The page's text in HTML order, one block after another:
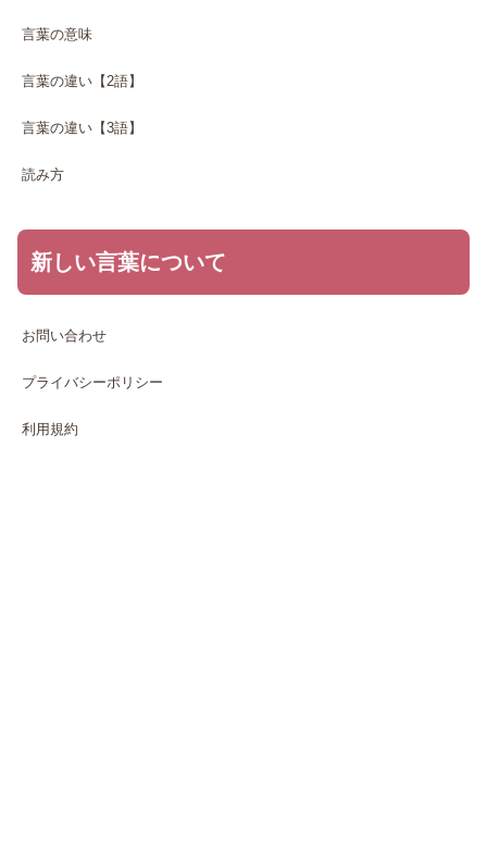
言葉の意味
言葉の違い【2語】
言葉の違い【3語】
読み方
新しい言葉について
お問い合わせ
プライバシーポリシー
利用規約